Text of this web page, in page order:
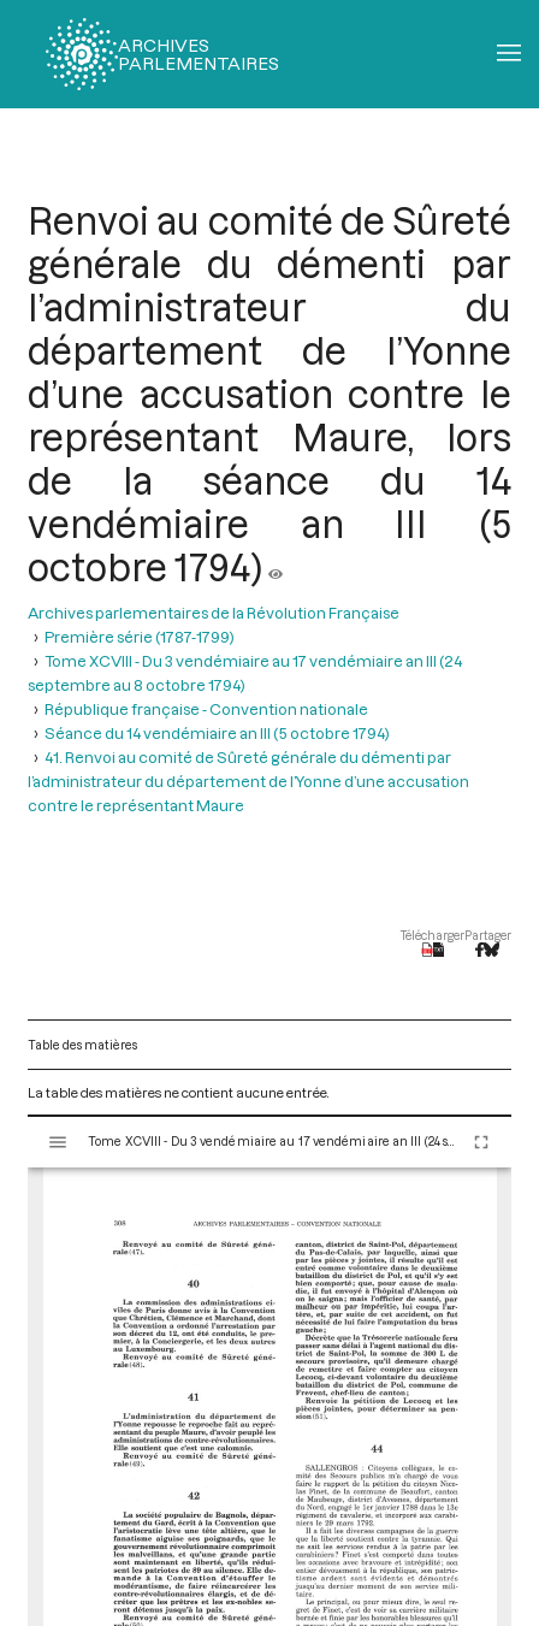
ARCHIVES
PARLEMENTAIRES
Renvoi au comité de Sûreté
générale du démenti par
l’administrateur du
département de l’Yonne
d’une accusation contre le
représentant Maure, lors
de la séance du 14
vendémiaire an III (5
octobre 1794)
Archives parlementaires de la Révolution Française
Première série (1787-1799)
Tome XCVIII - Du 3 vendémiaire au 17 vendémiaire an III (24
septembre au 8 octobre 1794)
République française - Convention nationale
Séance du 14 vendémiaire an III (5 octobre 1794)
41. Renvoi au comité de Sûreté générale du démenti par
l’administrateur du département de l’Yonne d’une accusation
contre le représentant Maure
TéléchargerPartager
Table des matières
La table des matières ne contient aucune entrée.
s